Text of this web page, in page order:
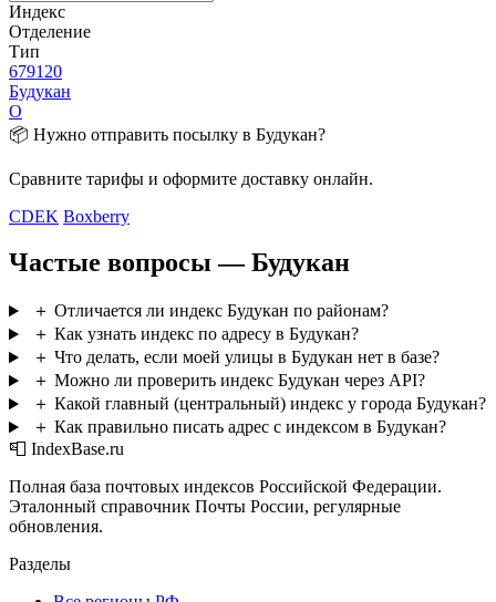
Индекс
Отделение
Тип
679120
Будукан
О
📦 Нужно отправить посылку в Будукан?
Сравните тарифы и оформите доставку онлайн.
CDEK Boxberry
Частые вопросы — Будукан
＋ Отличается ли индекс Будукан по районам?
＋ Как узнать индекс по адресу в Будукан?
＋ Что делать, если моей улицы в Будукан нет в базе?
＋ Можно ли проверить индекс Будукан через API?
＋ Какой главный (центральный) индекс у города Будукан?
＋ Как правильно писать адрес с индексом в Будукан?
📮 IndexBase.ru
Полная база почтовых индексов Российской Федерации.
Эталонный справочник Почты России, регулярные
обновления.
Разделы